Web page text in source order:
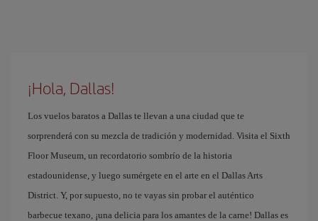
¡Hola, Dallas!
Los vuelos baratos a Dallas te llevan a una ciudad que te
sorprenderá con su mezcla de tradición y modernidad. Visita el Sixth
Floor Museum, un recordatorio sombrío de la historia
estadounidense, y luego sumérgete en el arte en el Dallas Arts
District. Y, por supuesto, no te vayas sin probar el auténtico
barbecue texano, ¡una delicia para los amantes de la carne! Dallas es